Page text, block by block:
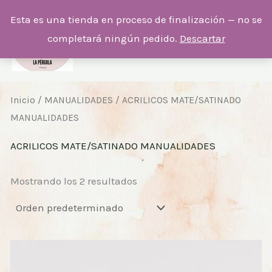
Esta es una tienda en proceso de finalización — no se
completará ningún pedido. Descartar
Inicio / MANUALIDADES / ACRILICOS MATE/SATINADO
MANUALIDADES
ACRILICOS MATE/SATINADO MANUALIDADES
Mostrando los 2 resultados